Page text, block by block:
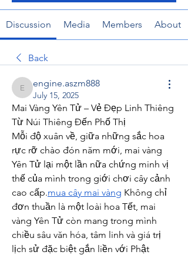
Discussion Media Members About
Back
engine.aszm888
engine.aszm888
July 15, 2025
Mai Vàng Yên Tử – Vẻ Đẹp Linh Thiêng
Từ Núi Thiêng Đến Phố Thị
Mỗi độ xuân về, giữa những sắc hoa
rực rỡ chào đón năm mới, mai vàng
Yên Tử lại một lần nữa chứng minh vị
thế của mình trong giới chơi cây cảnh
cao cấp.mua cây mai vàng Không chỉ
đơn thuần là một loài hoa Tết, mai
vàng Yên Tử còn mang trong mình
chiều sâu văn hóa, tâm linh và giá trị
lịch sử đặc biệt gắn liền với Phật